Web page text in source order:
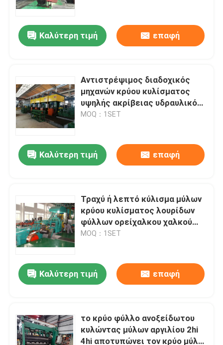
Σπίτι
Περίπου εμείς
Καλύτερη τιμή επαφή
Αντιστρέψιμος διαδοχικός
μηχανών κρύου κυλίσματος
υψηλής ακρίβειας υδραυλικός
AGC
MOQ：1SET
Καλύτερη τιμή επαφή
Τραχύ ή λεπτό κύλισμα μύλων
κρύου κυλίσματος λουρίδων
φύλλων ορείχαλκου χαλκού
χαλκού
MOQ：1SET
Καλύτερη τιμή επαφή
το κρύο φύλλο ανοξείδωτου
κυλώντας μύλων αργιλίου 2hi
4hi αποτυπώνει τον κρύο μύλο